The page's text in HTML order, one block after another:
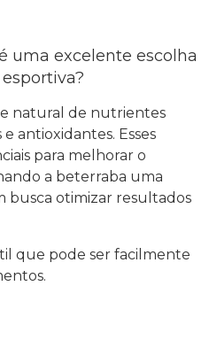
uma excelente escolha
natural de nutrientes
antioxidantes. Esses
para melhorar o
a beterraba uma
busca otimizar resultados
que pode ser facilmente